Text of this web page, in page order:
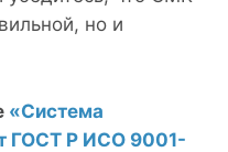
но и
«Система
ГОСТ Р ИСО 9001-